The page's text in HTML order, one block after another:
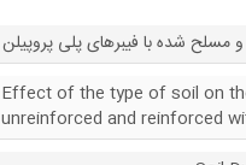
شده با فیبرهای پلی پروپیلن
Effect of the type of soil on
unreinforced and reinforced